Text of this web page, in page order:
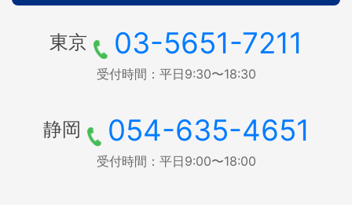
東京 03-5651-7211
受付時間：平日9:30〜18:30
静岡 054-635-4651
受付時間：平日9:00〜18:00